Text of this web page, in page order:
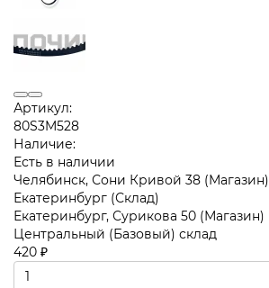
Артикул:
80S3M528
Наличие:
Есть в наличии
Челябинск, Сони Кривой 38 (Магазин)
Екатеринбург (Склад)
Екатеринбург, Сурикова 50 (Магазин)
Центральный (Базовый) склад
420 ₽